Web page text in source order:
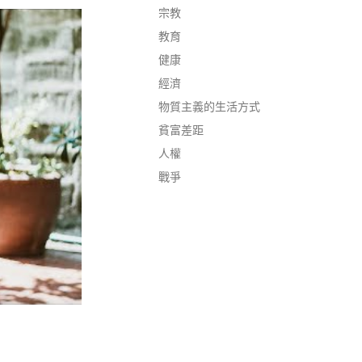
宗教
教育
健康
經濟
物質主義的生活方式
貧富差距
人權
戰爭